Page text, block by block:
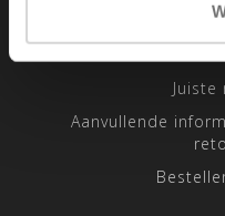
Juiste
Aanvullende